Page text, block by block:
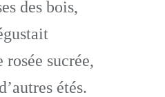
des bois,
rosée sucrée,
étés.